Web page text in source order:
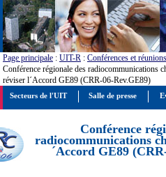
Page principale : UIT-R : Conférences et réunions
Conférence régionale des radiocommunications
réviser l´Accord GE89 (CRR-06-Rev.GE89)
Conférence
radiocommunications
´Accord GE89
Secteurs de l'UIT Salle de presse